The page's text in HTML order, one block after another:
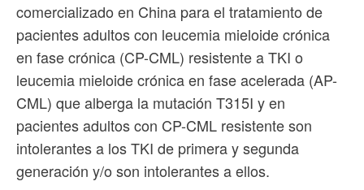
comercializado en China para el tratamiento de
pacientes adultos con leucemia mieloide crónica
en fase crónica (CP-CML) resistente a TKI o
leucemia mieloide crónica en fase acelerada (AP-
CML) que alberga la mutación T315I y en
pacientes adultos con CP-CML resistente son
intolerantes a los TKI de primera y segunda
generación y/o son intolerantes a ellos.